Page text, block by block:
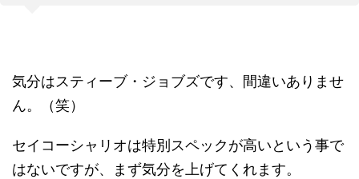
気分はスティーブ・ジョブズです、間違いありませ
ん。（笑）
セイコーシャリオは特別スペックが高いという事で
はないですが、まず気分を上げてくれます。